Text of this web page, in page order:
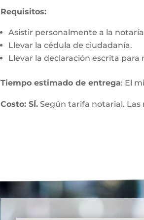
Requisitos:
Asistir personalmente a la
Llevar la cédula de ciudadanía.
Llevar la declaración escrita
Tiempo estimado de entrega: El
Costo: SÍ. Según tarifa notarial.